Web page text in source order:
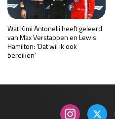
Wat Kimi Antonelli heeft geleerd
van Max Verstappen en Lewis
Hamilton: ‘Dat wil ik ook
bereiken’